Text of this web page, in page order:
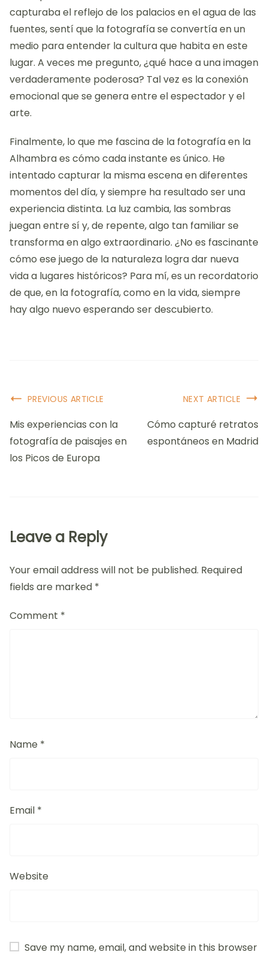
capturaba el reflejo de los palacios en el agua de las
fuentes, sentí que la fotografía se convertía en un
medio para entender la cultura que habita en este
lugar. A veces me pregunto, ¿qué hace a una imagen
verdaderamente poderosa? Tal vez es la conexión
emocional que se genera entre el espectador y el
arte.
Finalmente, lo que me fascina de la fotografía en la
Alhambra es cómo cada instante es único. He
intentado capturar la misma escena en diferentes
momentos del día, y siempre ha resultado ser una
experiencia distinta. La luz cambia, las sombras
juegan entre sí y, de repente, algo tan familiar se
transforma en algo extraordinario. ¿No es fascinante
cómo ese juego de la naturaleza logra dar nueva
vida a lugares históricos? Para mí, es un recordatorio
de que, en la fotografía, como en la vida, siempre
hay algo nuevo esperando ser descubierto.
Post
Navigation
PREVIOUS ARTICLE
Mis experiencias con la
fotografía de paisajes en
los Picos de Europa
NEXT ARTICLE
Cómo capturé retratos
espontáneos en Madrid
Leave a Reply
Your email address will not be published. Required
fields are marked *
Comment *
Name *
Email *
Website
Save my name, email, and website in this browser